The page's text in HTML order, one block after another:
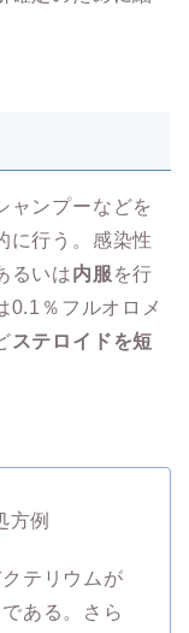
ャンプーなどを
に行う。感染性
るいは内服 を行
0.1％フルオロメ
ステロイドを短
方例
テリウムが
ある。さら